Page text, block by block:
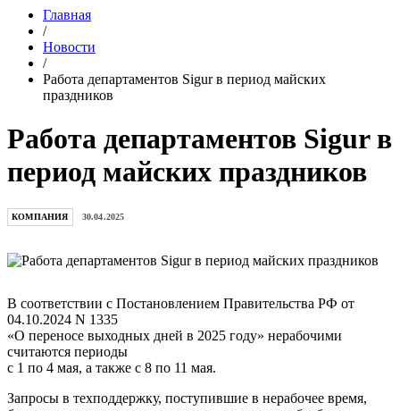
Главная
/
Новости
/
Работа департаментов Sigur в период майских
праздников
Работа департаментов Sigur в
период майских праздников
КОМПАНИЯ 30.04.2025
В соответствии с Постановлением Правительства РФ от
04.10.2024 N 1335
«О переносе выходных дней в 2025 году» нерабочими
считаются периоды
с 1 по 4 мая, а также с 8 по 11 мая.
Запросы в техподдержку, поступившие в нерабочее время,